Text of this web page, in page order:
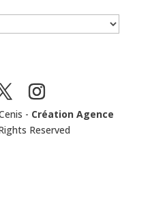
- Création Agence
Reserved